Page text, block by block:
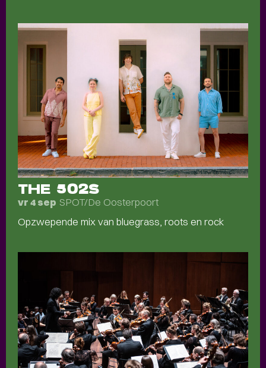
THE 502S
vr 4 sep SPOT/De Oosterpoort
Opzwepende mix van bluegrass, roots en rock